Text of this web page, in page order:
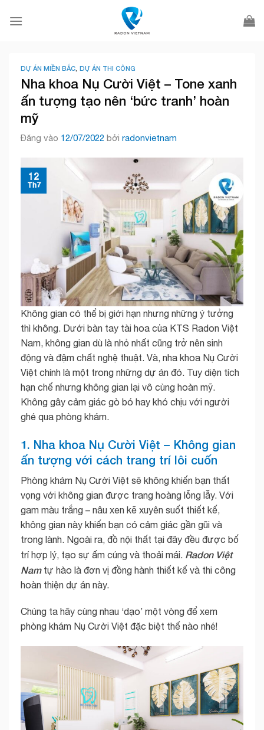
qua
DỰ ÁN MIỀN BẮC ,DỰ ÁN THI CÔNG
Nha khoa Nụ Cười Việt – Tone xanh
ấn tượng tạo nên ‘bức tranh’ hoàn
mỹ
Đăng vào 12/07/2022 bởi radonvietnam
12
Th7
Không gian có thể bị giới hạn nhưng những ý tưởng
thì không. Dưới bàn tay tài hoa của KTS Radon Việt
Nam, không gian dù là nhỏ nhất cũng trở nên sinh
động và đậm chất nghệ thuật. Và, nha khoa Nụ Cười
Việt chính là một trong những dự án đó. Tuy diện tích
hạn chế nhưng không gian lại vô cùng hoàn mỹ.
Không gây cảm giác gò bó hay khó chịu với người
ghé qua phòng khám.
1. Nha khoa Nụ Cười Việt – Không gian
ấn tượng với cách trang trí lôi cuốn
Phòng khám Nụ Cười Việt sẽ không khiến bạn thất
vọng với không gian được trang hoàng lỗng lẫy. Với
gam màu trắng – nâu xen kẽ xuyên suốt thiết kế,
không gian này khiến bạn có cảm giác gần gũi và
trong lành. Ngoài ra, đồ nội thất tại đây đều được bố
trí hợp lý, tạo sự ấm cúng và thoải mái. Radon Việt
Namtự hào là đơn vị đồng hành thiết kế và thi công
hoàn thiện dự án này.
Chúng ta hãy cùng nhau ‘dạo’ một vòng để xem
phòng khám Nụ Cười Việt đặc biệt thế nào nhé!